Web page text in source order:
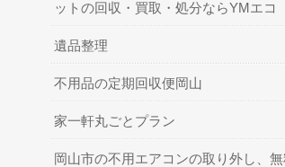
ットの回収・買取・処分ならYMエコ
遺品整理
不用品の定期回収便岡山
家一軒丸ごとプラン
岡山市の不用エアコンの取り外し、無